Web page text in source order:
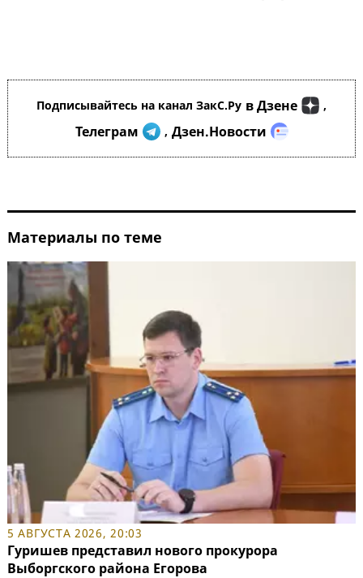
Подписывайтесь на канал ЗакС.Ру в Дзене ,
Телеграм , Дзен.Новости
Материалы по теме
5 АВГУСТА 2026, 20:03
Гуришев представил нового прокурора
Выборгского района Егорова